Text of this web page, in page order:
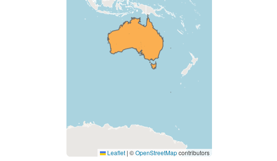
Leaflet | ©OpenStreetMapcontributors